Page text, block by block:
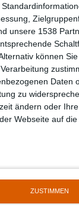
unsere 1538
können
Daten
zu
ändern oder
Webseite auf
ZUSTIMMEN